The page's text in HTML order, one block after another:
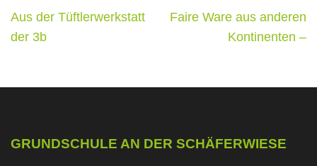
Beitragsnavigation
Aus der Tüftlerwerkstatt
der 3b
Faire Ware aus anderen
Kontinenten –
GRUNDSCHULE AN DER SCHÄFERWIESE